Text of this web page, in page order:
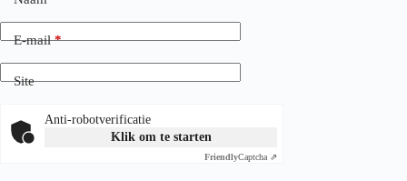
E-mail*
Site
Anti-robotverificatie
Klik om te starten
FriendlyCaptcha ⇗